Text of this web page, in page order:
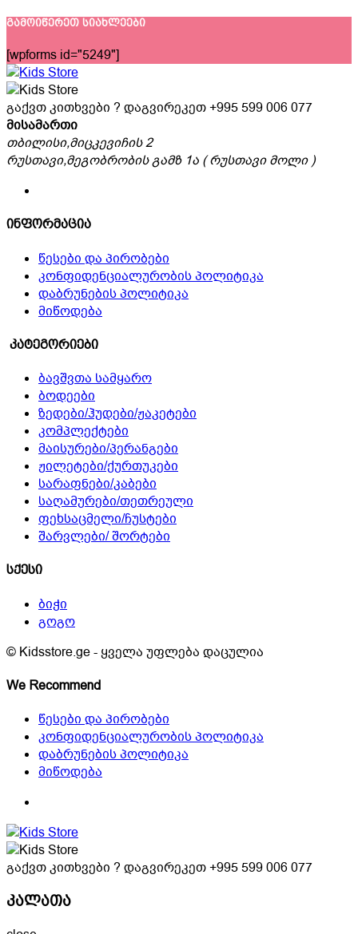
page
has
variants.
may
chosen
on
page
გამოიწერეთ სიახლეები
[wpforms id="5249"]
გაქვთ კითხვები ? დაგვირეკეთ+995 599 006 077
მისამართი
თბილისი,მიცკევიჩის 2
რუსთავი,მეგობრობის გამზ 1ა ( რუსთავი მოლი )
ინფორმაცია
წესები და პირობები
კონფიდენციალურობის პოლიტიკა
დაბრუნების პოლიტიკა
მიწოდება
კატეგორიები
ბავშვთა სამყარო
ბოდეები
ზედები/ჰუდები/ჟაკეტები
კომპლექტები
მაისურები/პერანგები
ჟილეტები/ქურთუკები
სარაფნები/კაბები
საღამურები/თეთრეული
ფეხსაცმელი/ჩუსტები
შარვლები/ შორტები
სქესი
ბიჭი
გოგო
© Kidsstore.ge - ყველა უფლება დაცულია
We Recommend
წესები და პირობები
კონფიდენციალურობის პოლიტიკა
დაბრუნების პოლიტიკა
მიწოდება
გაქვთ კითხვები ? დაგვირეკეთ+995 599 006 077
კალათა